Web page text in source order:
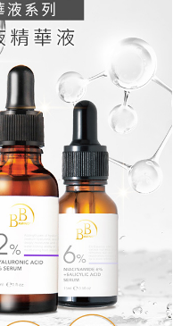
，並將交易相關給付款項請求債
址：
或監護人之同意方可使用
起之損失，本公司不負相關責
別帳號之用戶狀況，依本公司即
足之情形，本公司將視審查結果
註冊。若發現惡意使用之情形，
使用額度並採取法律行動。